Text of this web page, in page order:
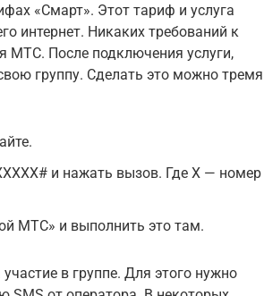
«Смарт». Этот тариф и услуга
интернет. Никаких требований к
МТС. После подключения услуги,
группу. Сделать это можно тремя
и нажать вызов. Где Х — номер
МТС» и выполнить это там.
в группе. Для этого нужно